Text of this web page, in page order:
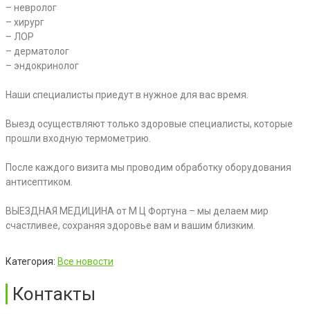
– невролог
– хирург
– ЛОР
– дерматолог
– эндокринолог
Наши специалисты приедут в нужное для вас время.
Выезд осуществляют только здоровые специалисты, которые
прошли входную термометрию.
После каждого визита мы проводим обработку оборудования
антисептиком.
ВЫЕЗДНАЯ МЕДИЦИНА от М Ц Фортуна – мы делаем мир
счастливее, сохраняя здоровье вам и вашим близким.
Категория: Все новости
Контакты